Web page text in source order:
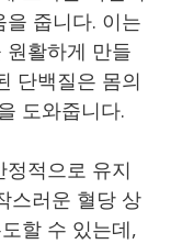
줍니다. 이는
원활하게 만들
단백질은 몸의
도와줍니다.
적으로 유지
스러운 혈당 상
할 수 있는데,